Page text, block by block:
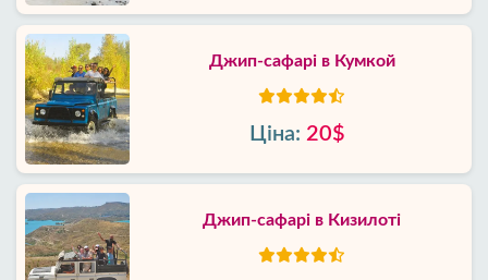
Джип-сафарі в Кумкой
Ціна: 20$
Джип-сафарі в Кизилоті